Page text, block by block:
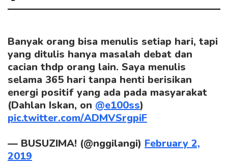
Banyak orang bisa menulis setiap hari, tapi
yang ditulis hanya masalah debat dan
cacian thdp orang lain. Saya menulis
selama 365 hari tanpa henti berisikan
energi positif yang ada pada masyarakat
(Dahlan Iskan, on @e100ss)
pic.twitter.com/ADMVSrgpiF
— BUSUZIMA! (@nggilangi) February 2,
2019